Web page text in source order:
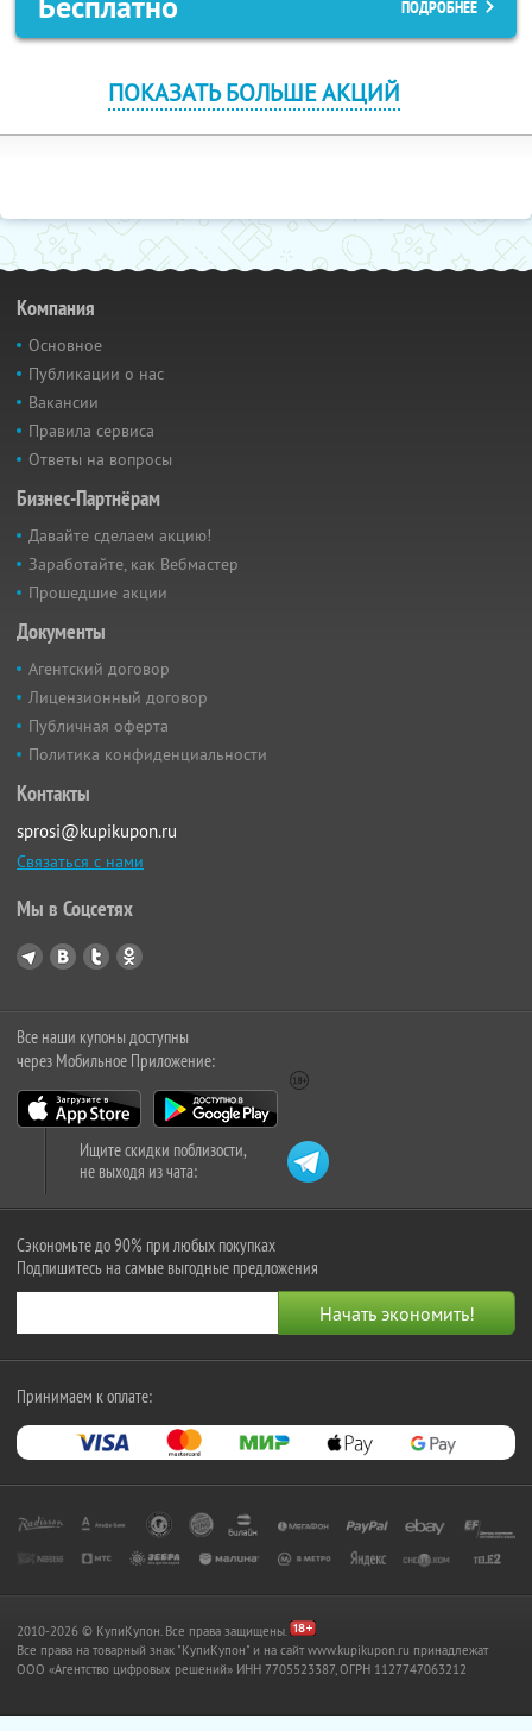
ПОДРОБНЕЕ
ПОКАЗАТЬ БОЛЬШЕ АКЦИЙ
Компания
Основное
Публикации о нас
Вакансии
Правила сервиса
Ответы на вопросы
Бизнес-Партнёрам
Давайте сделаем акцию!
Заработайте, как Вебмастер
Прошедшие акции
Документы
Агентский договор
Лицензионный договор
Публичная оферта
Политика конфиденциальности
Контакты
sprosi@kupikupon.ru
Связаться с нами
Мы в Соцсетях
Все наши купоны доступны
через Мобильное Приложение:
Ищите скидки поблизости,
не выходя из чата:
Сэкономьте до 90% при любых покупках
Подпишитесь на самые выгодные предложения
Принимаем к оплате:
2010-2026 © КупиКупон. Все права защищены.
Все права на товарный знак "КупиКупон" и на сайт www.kupikupon.ru принадлежат
OOO «Агентство цифровых решений» ИНН 7705523387, ОГРН 1127747063212